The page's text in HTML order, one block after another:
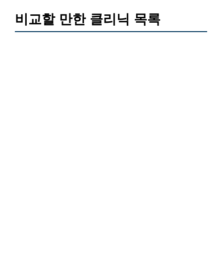
비교할 만한 클리닉 목록